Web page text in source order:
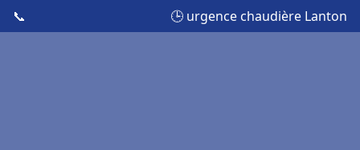
📞 🕒 urgence chaudière Lanton